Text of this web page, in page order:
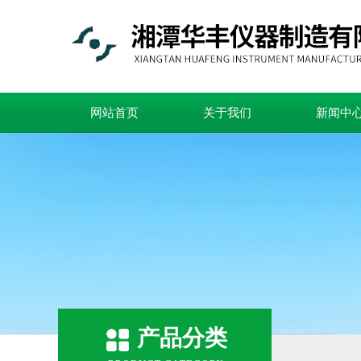
网站首页 关于我们 新闻中
产品分类